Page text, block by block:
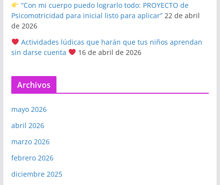
“Con mi cuerpo puedo lograrlo todo: PROYECTO de
Psicomotricidad para inicial listo para aplicar” 22 de abril
de 2026
Actividades lúdicas que harán que tus niños aprendan
sin darse cuenta
16 de abril de 2026
Archivos
mayo 2026
abril 2026
marzo 2026
febrero 2026
diciembre 2025